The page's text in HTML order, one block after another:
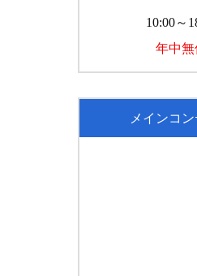
10:00～
年中無
メインコ